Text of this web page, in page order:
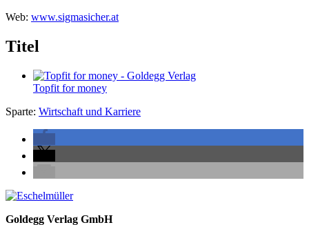
Web: www.sigmasicher.at
Titel
Topfit for money
Sparte: Wirtschaft und Karriere
Seitenleiste
Footer-
Goldegg Verlag GmbH